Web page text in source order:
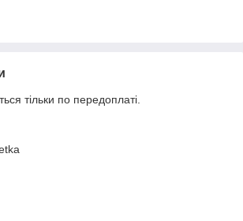
тільки по передоплаті.